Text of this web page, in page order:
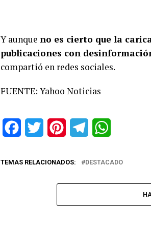
Y aunque no es cierto que la
publicaciones con
compartió en redes sociales.
FUENTE: Yahoo Noticias
FacebookTwitter PinterestTelegram
TEMAS RELACIONADOS: DESTACADO